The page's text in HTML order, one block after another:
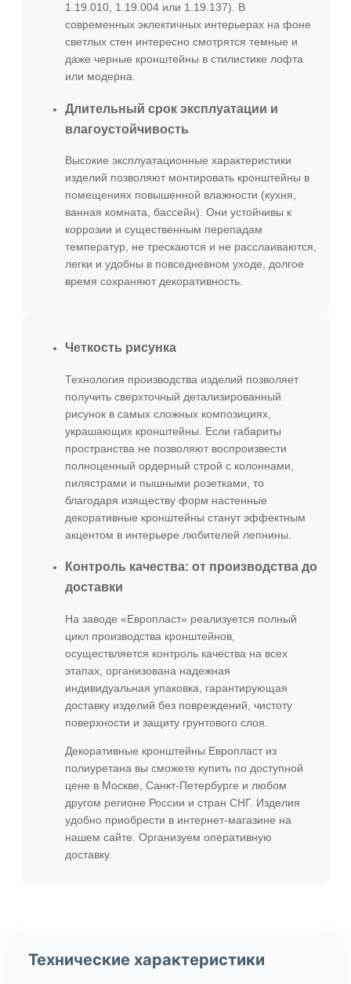
1.19.010, 1.19.004 или 1.19.137). В
современных эклектичных интерьерах на фоне
светлых стен интересно смотрятся темные и
даже черные кронштейны в стилистике лофта
или модерна.
Длительный срок эксплуатации и
влагоустойчивость
Высокие эксплуатационные характеристики
изделий позволяют монтировать кронштейны в
помещениях повышенной влажности (кухня,
ванная комната, бассейн). Они устойчивы к
коррозии и существенным перепадам
температур, не трескаются и не расслаиваются,
легки и удобны в повседневном уходе, долгое
время сохраняют декоративность.
Четкость рисунка
Технология производства изделий позволяет
получить сверхточный детализированный
рисунок в самых сложных композициях,
украшающих кронштейны. Если габариты
пространства не позволяют воспроизвести
полноценный ордерный строй с колоннами,
пилястрами и пышными розетками, то
благодаря изяществу форм настенные
декоративные кронштейны станут эффектным
акцентом в интерьере любителей лепнины.
Контроль качества: от производства до
доставки
На заводе «Европласт» реализуется полный
цикл производства кронштейнов,
осуществляется контроль качества на всех
этапах, организована надежная
индивидуальная упаковка, гарантирующая
доставку изделий без повреждений, чистоту
поверхности и защиту грунтового слоя.
Декоративные кронштейны Европласт из
полиуретана вы сможете купить по доступной
цене в Москве, Санкт-Петербурге и любом
другом регионе России и стран СНГ. Изделия
удобно приобрести в интернет-магазине на
нашем сайте. Организуем оперативную
доставку.
Технические характеристики